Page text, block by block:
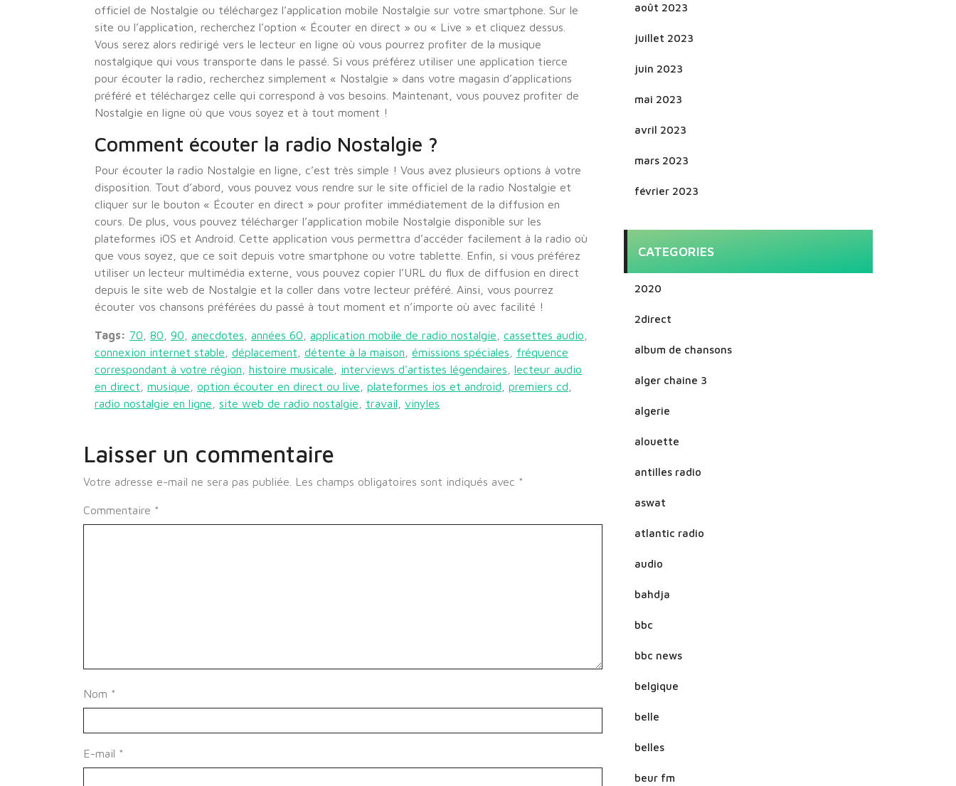
officiel de Nostalgie ou téléchargez l’application mobile Nostalgie sur votre smartphone. Sur le
site ou l’application, recherchez l’option « Écouter en direct » ou « Live » et cliquez dessus.
Vous serez alors redirigé vers le lecteur en ligne où vous pourrez profiter de la musique
nostalgique qui vous transporte dans le passé. Si vous préférez utiliser une application tierce
pour écouter la radio, recherchez simplement « Nostalgie » dans votre magasin d’applications
préféré et téléchargez celle qui correspond à vos besoins. Maintenant, vous pouvez profiter de
Nostalgie en ligne où que vous soyez et à tout moment !
Comment écouter la radio Nostalgie ?
Pour écouter la radio Nostalgie en ligne, c’est très simple ! Vous avez plusieurs options à votre
disposition. Tout d’abord, vous pouvez vous rendre sur le site officiel de la radio Nostalgie et
cliquer sur le bouton « Écouter en direct » pour profiter immédiatement de la diffusion en
cours. De plus, vous pouvez télécharger l’application mobile Nostalgie disponible sur les
plateformes iOS et Android. Cette application vous permettra d’accéder facilement à la radio où
que vous soyez, que ce soit depuis votre smartphone ou votre tablette. Enfin, si vous préférez
utiliser un lecteur multimédia externe, vous pouvez copier l’URL du flux de diffusion en direct
depuis le site web de Nostalgie et la coller dans votre lecteur préféré. Ainsi, vous pourrez
écouter vos chansons préférées du passé à tout moment et n’importe où avec facilité !
Tags: 70 80 90 anecdotes années 60 application mobile de radio nostalgie cassettes audio
connexion internet stable
déplacement détente à la maison émissions spéciales
fréquence
correspondant à votre région
histoire musicale interviews d'artistes légendaires
lecteur audio
en direct
musique option écouter en direct ou live plateformes ios et android premiers cd
radio nostalgie en ligne
site web de radio nostalgie travail vinyles
Laisser un commentaire
Votre adresse e-mail ne sera pas publiée. Les champs obligatoires sont indiqués avec *
Commentaire *
Nom *
E-mail *
août 2023
juillet 2023
juin 2023
mai 2023
avril 2023
mars 2023
février 2023
CATEGORIES
2020
2direct
album de chansons
alger chaine 3
algerie
alouette
antilles radio
aswat
atlantic radio
audio
bahdja
bbc
bbc news
belgique
belle
belles
beur fm